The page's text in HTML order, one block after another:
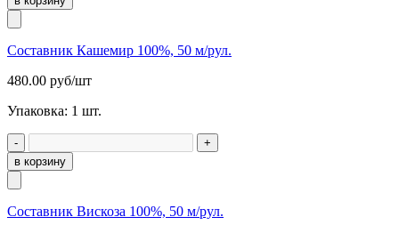
Составник Кашемир 100%, 50 м/рул.
480.00 руб/шт
Упаковка: 1 шт.
-
+
в корзину
Составник Вискоза 100%, 50 м/рул.